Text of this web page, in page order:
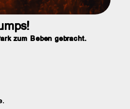
zum Beben gebracht.